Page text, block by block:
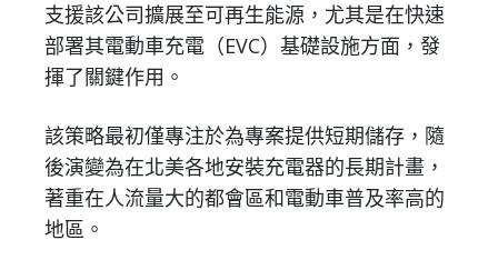
支援該公司擴展至可再生能源，尤其是在快速
部署其電動車充電（EVC）基礎設施方面，發
揮了關鍵作用。
該策略最初僅專注於為專案提供短期儲存，隨
後演變為在北美各地安裝充電器的長期計畫，
著重在人流量大的都會區和電動車普及率高的
地區。